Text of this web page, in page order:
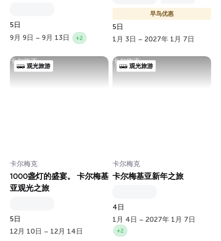
5日
9月 9日 – 9月 13日
+2
早鸟优惠
5日
1月 3日 – 2027年 1月 7日
观光旅游
卡尔梅克
卡尔梅克
1000盏灯的盛宴。 卡尔梅基
亚观光之旅
5日
12月 10日 – 12月 14日
观光旅游
卡尔梅克
卡尔梅克
卡尔梅基亚新年之旅
4日
1月 4日 – 2027年 1月 7日
+2